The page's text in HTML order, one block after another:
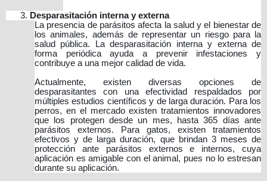
Desparasitación interna y externa
La presencia de parásitos afecta la salud y el bienestar de
los animales, además de representar un riesgo para la
salud pública. La desparasitación interna y externa de
forma periódica ayuda a prevenir infestaciones y
contribuye a una mejor calidad de vida.
Actualmente, existen diversas opciones de
desparasitantes con una efectividad respaldados por
múltiples estudios científicos y de larga duración. Para los
perros, en el mercado existen tratamientos innovadores
que los protegen desde un mes, hasta 365 días ante
parásitos externos. Para gatos, existen tratamientos
efectivos y de larga duración, que brindan 3 meses de
protección ante parásitos externos e internos, cuya
aplicación es amigable con el animal, pues no lo estresan
durante su aplicación.